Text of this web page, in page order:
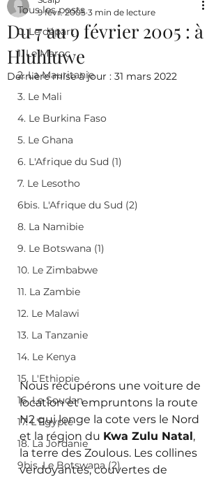
Tous les posts
0. Le départ
1. Le Maroc
2. La Mauritanie
3. Le Mali
4. Le Burkina Faso
5. Le Ghana
6. L'Afrique du Sud (1)
7. Le Lesotho
6bis. L'Afrique du Sud (2)
8. La Namibie
9. Le Botswana (1)
10. Le Zimbabwe
11. La Zambie
12. Le Malawi
13. La Tanzanie
14. Le Kenya
15. L'Ethiopie
16. Le Soudan
17. L'Egypte
18. La Jordanie
9bis. Le Botswana (2)
Du 7 au 9 février 2005 : à
Hluhluwe
9 févr. 2005 3 min de lecture
Dernière mise à jour : 31 mars 2022
Nous récupérons une voiture de
location et empruntons la route
N2 qui longe la cote vers le Nord
et la région du Kwa Zulu Natal,
la terre des Zoulous. Les collines
verdoyantes, couvertes de